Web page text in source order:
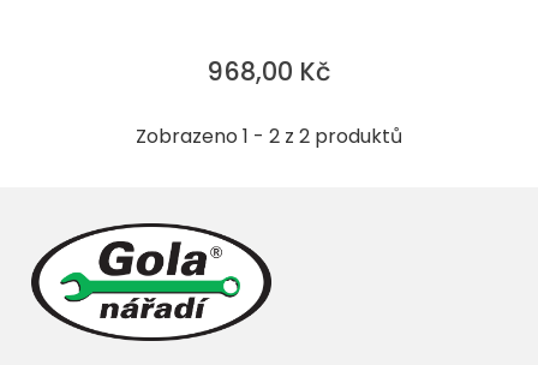
968,00 Kč
Zobrazeno 1 - 2 z 2 produktů